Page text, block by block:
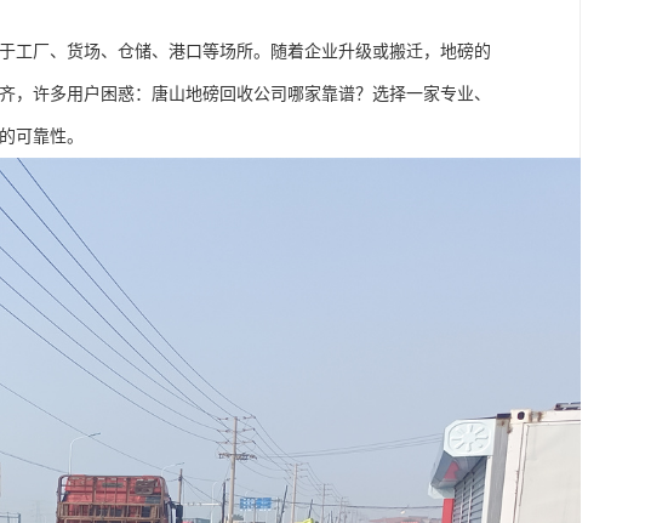
工厂、货场、仓储、港口等场所。随着企业升级或搬迁，地磅的
许多用户困惑：唐山地磅回收公司哪家靠谱？选择一家专业、
可靠性。